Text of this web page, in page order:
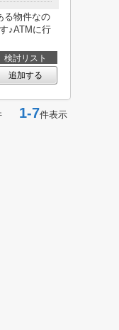
る物件なの
♪ATMに行
検討リスト
追加する
1-7件表示